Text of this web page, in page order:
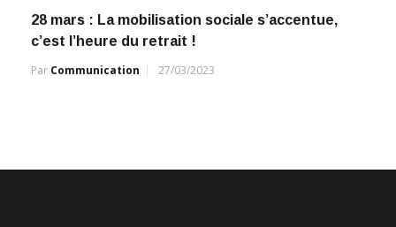
28 mars : La mobilisation sociale s’accentue,
c’est l’heure du retrait !
Par Communication 27/03/2023